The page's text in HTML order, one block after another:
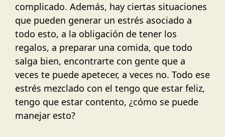
complicado. Además, hay ciertas situaciones
que pueden generar un estrés asociado a
todo esto, a la obligación de tener los
regalos, a preparar una comida, que todo
salga bien, encontrarte con gente que a
veces te puede apetecer, a veces no. Todo ese
estrés mezclado con el tengo que estar feliz,
tengo que estar contento, ¿cómo se puede
manejar esto?